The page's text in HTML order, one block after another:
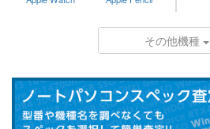
その他機種